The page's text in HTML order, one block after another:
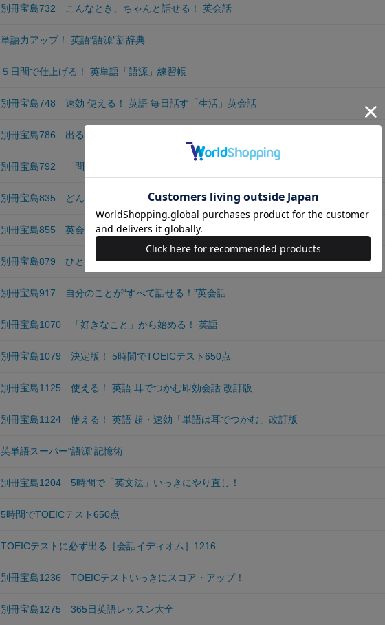
別冊宝島732 こんなとき、ちゃんと話せる！ 英会話
単語力アップ！ 英語“語源”新辞典
５日間で仕上げる！ 英単語「語源」練習帳
別冊宝島748 速効 使える！ 英語 毎日話す「生活」英会話
別冊宝島786 出る英語・できる英語速効！ 速習！ 小池直己の集中ゼミ
別冊宝島792 「問いかけ上手！」の英会話
別冊宝島835 どんどん仲よくなれる！ 英会話
別冊宝島855 英会話は80の動詞で話せる！
別冊宝島879 ひとこと英会話CD辞典 充実の付録CD2枚付
別冊宝島917 自分のことが“すべて話せる！”英会話
別冊宝島1070 「好きなこと」から始める！ 英語
別冊宝島1079 決定版！ 5時間でTOEICテスト650点
別冊宝島1125 使える！ 英語 耳でつかむ即効会話 改訂版
別冊宝島1124 使える！ 英語 超・速効「単語は耳でつかむ」改訂版
英単語スーパー“語源”記憶術
別冊宝島1204 5時間で「英文法」いっきにやり直し！
5時間でTOEICテスト650点
TOEICテストに必ず出る［会話イディオム］1216
別冊宝島1236 TOEICテストいっきにスコア・アップ！
別冊宝島1275 365日英語レッスン大全